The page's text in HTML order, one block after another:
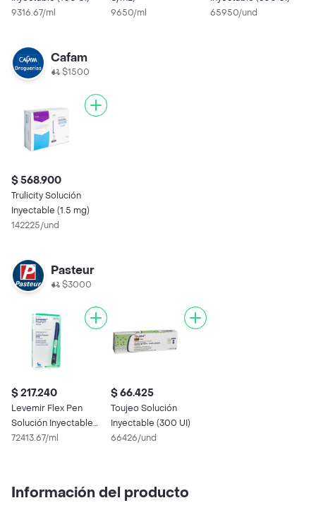
9316.67/ml
9650/ml
65950/und
Cafam
$1500
$ 568.900
Trulicity Solución
Inyectable (1.5 mg)
142225/und
Pasteur
$3000
$ 217.240
Levemir Flex Pen
Solución Inyectable
(100 Ui/ mL)
72413.67/ml
$ 66.425
Toujeo Solución
Inyectable (300 UI)
66426/und
Información del producto